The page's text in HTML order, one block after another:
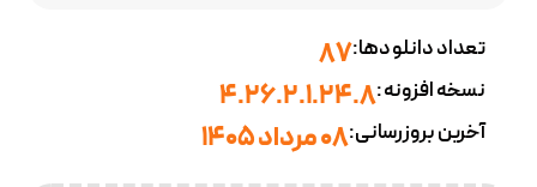
تعداد دانلودها:87
نسخه افزونه:4.26.2.1.24.8
آخرین بروزرسانی:08 مرداد 1405